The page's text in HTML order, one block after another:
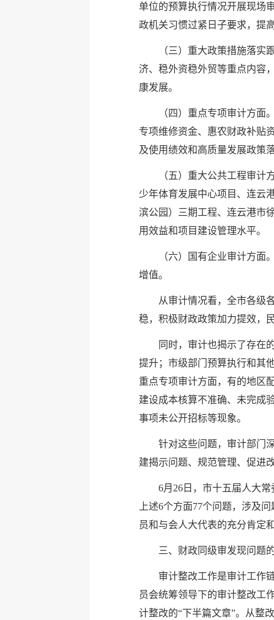
单位的预算执行情况开展现场
政机关习惯过紧日子要求，提
（三）重大政策措施落
济、稳外资稳外贸等重点内容
康发展。
（四）重点专项审计方
专项维修资金、惠农财政补贴
及使用绩效和高质量发展政策
（五）重大公共工程审
少年体育发展中心项目、连云
滨公园）三期工程、连云港市
用效益和项目建设管理水平。
（六）国有企业审计方
增值。
从审计情况看，全市各级
稳，积极财政政策加力提效，
同时，审计也揭示了存在
提升；市级部门预算执行和其
重点专项审计方面，有的地区
建设成本核算不准确、未完成
事项未公开招标等现象。
针对这些问题，审计部门
建揭示问题、规范管理、促进
6月26日，市十五届人大
上述6个方面77个问题，涉及
员和与会人大代表的充分肯定
三、财政同级审发现问题
审计整改工作是审计工作
员会统筹领导下的审计整改工
计整改的“下半篇文章”。从整